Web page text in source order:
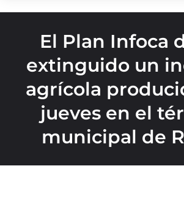
El Plan Infoca
extinguido un
agrícola
jueves en el
municipal de